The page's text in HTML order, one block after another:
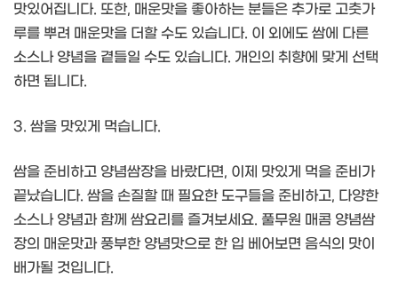
맛있어집니다. 또한, 매운맛을 좋아하는 분들은 추가로 고춧가
루를 뿌려 매운맛을 더할 수도 있습니다. 이 외에도 쌈에 다른
소스나 양념을 곁들일 수도 있습니다. 개인의 취향에 맞게 선택
하면 됩니다.
3. 쌈을 맛있게 먹습니다.
쌈을 준비하고 양념쌈장을 바랐다면, 이제 맛있게 먹을 준비가
끝났습니다. 쌈을 손질할 때 필요한 도구들을 준비하고, 다양한
소스나 양념과 함께 쌈요리를 즐겨보세요. 풀무원 매콤 양념쌈
장의 매운맛과 풍부한 양념맛으로 한 입 베어보면 음식의 맛이
배가될 것입니다.